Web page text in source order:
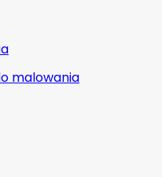
malowania